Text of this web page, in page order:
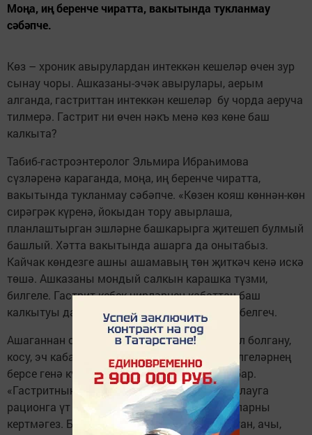
Моңа, иң беренче чиратта, вакытында тукланмау
сәбәпче.
Көз – хроник авырулардан интеккән кешеләр өчен зур
сынау чоры. Ашказаны-эчәк авырулары, аерым
алганда, гастриттан интеккән кешеләр бу чорда аеруча
тилмерә. Гастрит ни өчен нәкъ менә көз көне баш
калкыта?
Табиб-гастроэнтеролог Эльмира Ибраһимова
сүзләренә караганда, моңа, иң беренче чиратта,
вакытында тукланмау сәбәпче. «Көзен кояш көннән-көн
сирәгрәк күренә, йокыдан тору авырлаша,
планлаштырган эшләрне башкарырга җитешеп булмый
башлый. Хәтта вакытында ашарга да онытабыз.
Кайчак көндезге ашны ашамавың төн җиткәч кенә искә
төшә. Ашказаны мондый салкын карашка түзми,
билгеле. Гастрит кебек чирләрнең кабаттан баш
калкытуы да иң элек әнә шуңа бәйле», – ди белгеч.
Ашаганнан соң эч авырту, сару кайнау, күңел болгану,
косу, эч кабару, эч кату яки эч китү кебек билгеләрнең
берсе генә күзәтелсә дә, шикләнергә урын бар.
«Гастритның беренче билгеләре күренә башлауга
рационга үт суы бүленүне көчәйтүче ризыкларны
кертмәгез. Бу исемлеккә тозлы, кыздырылган, ачы,